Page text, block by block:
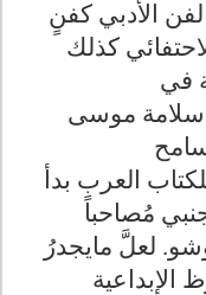
الأدبي كفنٍ
كذلك
في
سلامة موسى
العرب بدأ
مُصاحباً
لعلَّ مايجدرُ
الإبداعية